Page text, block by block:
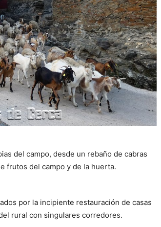
del campo, desde un rebaño de cabras
frutos del campo y de la huerta.
por la incipiente restauración de casas
rural con singulares corredores.